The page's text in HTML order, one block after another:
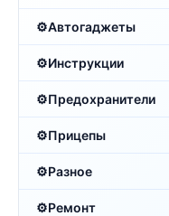
Автогаджеты
Инструкции
Предохранители
Прицепы
Разное
Ремонт